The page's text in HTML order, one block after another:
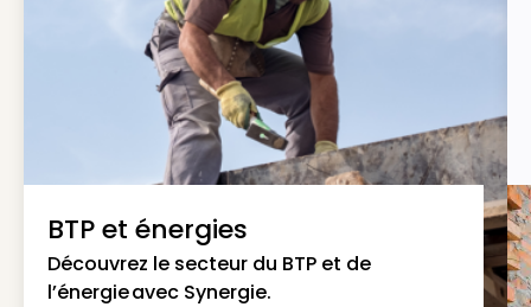
BTP et énergies
Découvrez le secteur du BTP et de
l’énergie avec Synergie.